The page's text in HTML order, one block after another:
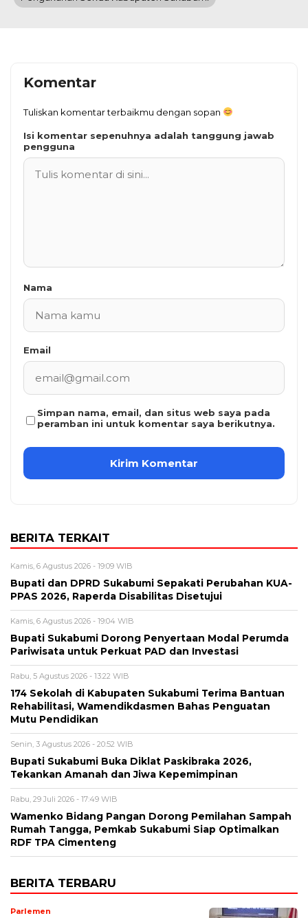
Komentar
Tuliskan komentar terbaikmu dengan sopan
Isi komentar sepenuhnya adalah tanggung jawab
pengguna
Nama
Email
Simpan nama, email, dan situs web saya pada
peramban ini untuk komentar saya berikutnya.
BERITA TERKAIT
Kamis, 6 Agustus 2026 - 19:09 WIB
Bupati dan DPRD Sukabumi Sepakati Perubahan KUA-
PPAS 2026, Raperda Disabilitas Disetujui
Kamis, 6 Agustus 2026 - 19:04 WIB
Bupati Sukabumi Dorong Penyertaan Modal Perumda
Pariwisata untuk Perkuat PAD dan Investasi
Rabu, 5 Agustus 2026 - 13:22 WIB
174 Sekolah di Kabupaten Sukabumi Terima Bantuan
Rehabilitasi, Wamendikdasmen Bahas Penguatan
Mutu Pendidikan
Senin, 3 Agustus 2026 - 20:52 WIB
Bupati Sukabumi Buka Diklat Paskibraka 2026,
Tekankan Amanah dan Jiwa Kepemimpinan
Rabu, 29 Juli 2026 - 17:49 WIB
Wamenko Bidang Pangan Dorong Pemilahan Sampah
Rumah Tangga, Pemkab Sukabumi Siap Optimalkan
RDF TPA Cimenteng
BERITA TERBARU
Parlemen